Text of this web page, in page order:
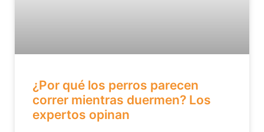
¿Por qué los perros parecen
correr mientras duermen? Los
expertos opinan